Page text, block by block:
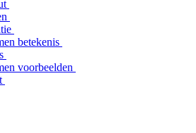
betekenis
voorbeelden